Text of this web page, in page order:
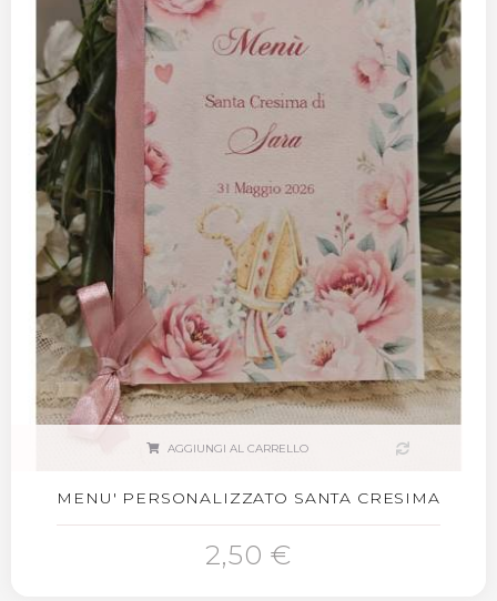
AGGIUNGI AL CARRELLO
MENU' PERSONALIZZATO SANTA CRESIMA
2,50 €